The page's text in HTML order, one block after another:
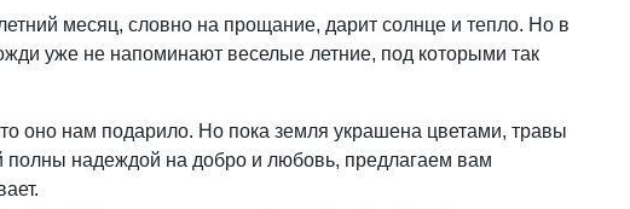
месяц, словно на прощание, дарит солнце и тепло. Но в
уже не напоминают веселые летние, под которыми так
оно нам подарило. Но пока земля украшена цветами, травы
надеждой на добро и любовь, предлагаем вам